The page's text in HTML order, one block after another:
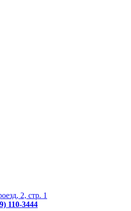
2, стр. 1
110-3444